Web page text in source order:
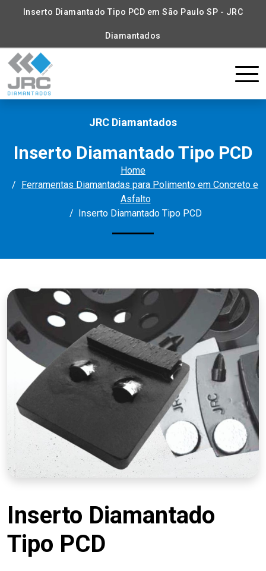
Inserto Diamantado Tipo PCD em São Paulo SP - JRC
Diamantados
JRC Diamantados
Inserto Diamantado Tipo PCD
Home
Ferramentas Diamantadas para Polimento em Concreto e
Asfalto
Inserto Diamantado Tipo PCD
Inserto Diamantado
Tipo PCD